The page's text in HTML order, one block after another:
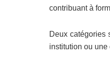
contribuant à
Deux catégories
institution ou